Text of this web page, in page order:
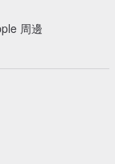
周邊